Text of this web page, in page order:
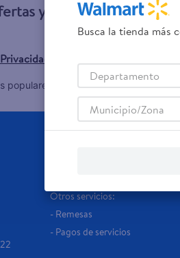
y promociones!
populares: Celulares,Línea blanca,
Samsung,Celulares
Otros servicios:
- Remesas
- Pagos de servicios
Busca la tienda más
Departamento
Municipio/Zona